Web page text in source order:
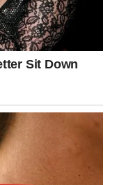
na vrata sa
konačno